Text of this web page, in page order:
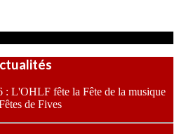
: L'OHLF fête la Fête de la musique
de Fives